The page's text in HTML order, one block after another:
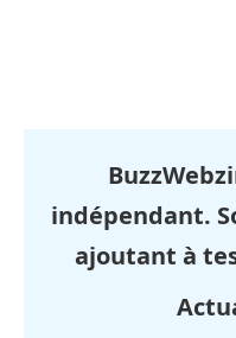
indépendant.
ajoutant à